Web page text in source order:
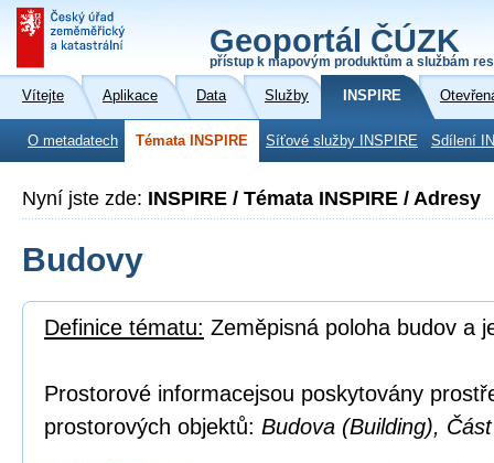
Geoportál ČÚZK
přístup k mapovým produktům a službám
Vítejte Aplikace Data Služby INSPIRE
O metadatech Témata INSPIRE Síťové služby INSPIRE Sdílení
Nyní jste zde: INSPIRE / Témata INSPIRE / Adresy
Budovy
Definice tématu: Zeměpisná poloha budov a
Prostorové informacejsou poskytovány
prostorových objektů: Budova (Building),